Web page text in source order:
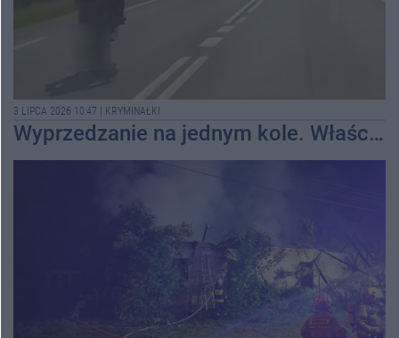
3 LIPCA 2026 10:47 KRYMINAŁKI
Wyprzedzanie na jednym kole. Właściciel nie wie, komu pożyczył motocykl